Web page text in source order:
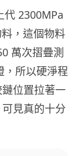
2300MPa
，這個物料
萬次摺疊測
，所以硬淨程
位置拉著一
見真的十分